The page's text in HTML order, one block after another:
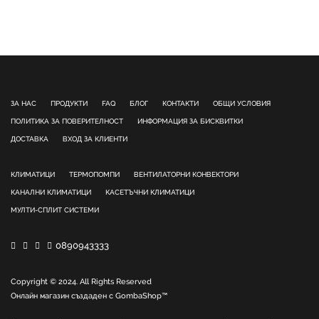
ЗА НАС ПРОДУКТИ FAQ БЛОГ КОНТАКТИ ОБЩИ УСЛОВИЯ
ПОЛИТИКА ЗА ПОВЕРИТЕЛНОСТ ИНФОРМАЦИЯ ЗА БИСКВИТКИ
ДОСТАВКА ВХОД ЗА КЛИЕНТИ
КЛИМАТИЦИ ТЕРМОПОМПИ ВЕНТИЛАТОРНИ КОНВЕКТОРИ
КАНАЛНИ КЛИМАТИЦИ КАСЕТЪЧНИ КЛИМАТИЦИ
МУЛТИ-СПЛИТ СИСТЕМИ
0890943333
Copyright © 2024. All Rights Reserved
Онлайн магазин създаден с GombaShop™